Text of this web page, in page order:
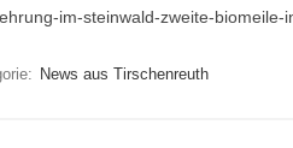
im-steinwald-zweite-
News aus Tirschenreuth